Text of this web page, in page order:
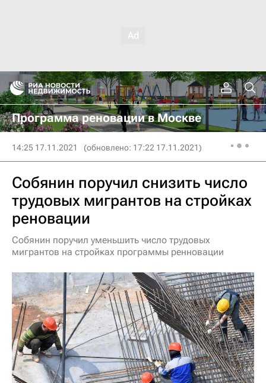
Программа реновации в Москве
14:25 17.11.2021 (обновлено: 17:22 17.11.2021)
Собянин поручил снизить число
трудовых мигрантов на стройках
реновации
Собянин поручил уменьшить число трудовых
мигрантов на стройках программы ренновации